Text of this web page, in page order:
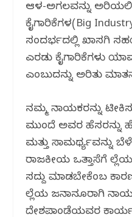
ಆಳ-ಅಗಲವನ್ನು
ಕೈಗಾರಿಕೆಗಳ(Big
ಸಂದರ್ಭದಲ್ಲಿ ಖಾಸಗಿ
ಎರಡು ಕೈಗಾರಿಕೆಗಳು
ಎಂಬುದನ್ನು ಅರಿತು
ನಮ್ಮ ನಾಯಕರನ್ನು
ಮುಂದೆ ಅವರ ಹೆಸರನ್ನು
ಮತ್ತು ಸಾಮರ್ಥ್ಯವನ್ನು
ರಾಜಕೀಯ ಒತ್ತಾಸೆಗೆ
ಸದ್ದು ಮಾಡಬೇಕೆಂಬ
ಜಿಲ್ಲೆಯ ಜನಾನೂರಾಗಿ
ದೇಶಪಾಂಡೆಯವರ